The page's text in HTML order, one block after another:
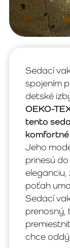
Sedací
spojením
detské
OEKO-
tento
Jeho
prinesú
poťah
Sedací
prenosný,
chce